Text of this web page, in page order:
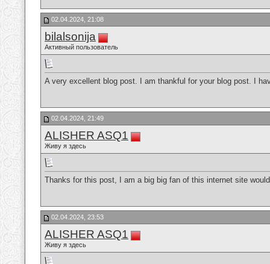
02.04.2024, 21:08
bilalsonija
Активный пользователь
A very excellent blog post. I am thankful for your blog post. I
02.04.2024, 21:49
ALISHER ASQ1
Живу я здесь
Thanks for this post, I am a big big fan of this internet site
02.04.2024, 23:53
ALISHER ASQ1
Живу я здесь